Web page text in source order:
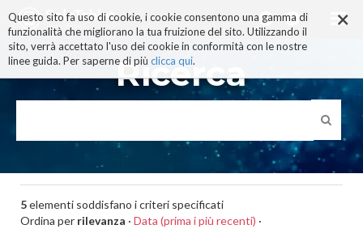
×
Questo sito fa uso di cookie, i cookie consentono una gamma di
funzionalità che migliorano la tua fruizione del sito. Utilizzando il
sito, verrà accettato l'uso dei cookie in conformità con le nostre
linee guida. Per saperne di più clicca qui.
ai
contenuti.
|
alla
navigazione
Ricerca
5elementi soddisfano i criteri specificati
Ordina per rilevanza · Data (prima i più recenti) ·